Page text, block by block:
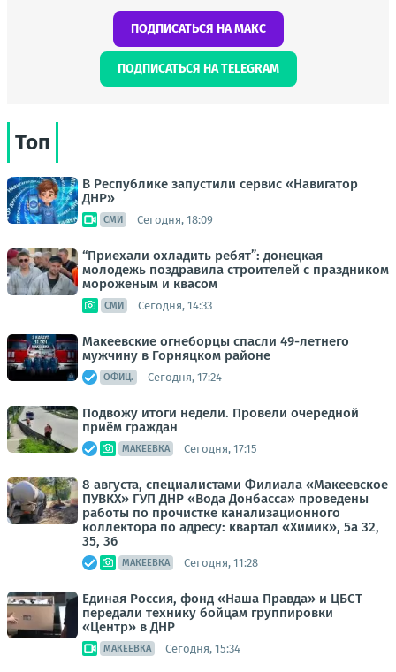
ПОДПИСАТЬСЯ НА МАКС
ПОДПИСАТЬСЯ НА TELEGRAM
Топ
В Республике запустили сервис «Навигатор
ДНР»
СМИ Сегодня, 18:09
“Приехали охладить ребят”: донецкая
молодежь поздравила строителей с праздником
мороженым и квасом
СМИ Сегодня, 14:33
Макеевские огнеборцы спасли 49-летнего
мужчину в Горняцком районе
ОФИЦ. Сегодня, 17:24
Подвожу итоги недели. Провели очередной
приём граждан
МАКЕЕВКА Сегодня, 17:15
8 августа, специалистами Филиала «Макеевское
ПУВКХ» ГУП ДНР «Вода Донбасса» проведены
работы по прочистке канализационного
коллектора по адресу: квартал «Химик», 5а 32,
35, 36
МАКЕЕВКА Сегодня, 11:28
Единая Россия, фонд «Наша Правда» и ЦБСТ
передали технику бойцам группировки
«Центр» в ДНР
МАКЕЕВКА Сегодня, 15:34